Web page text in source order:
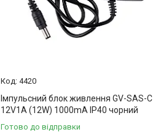
4420
Імпульсний блок живлення GV-SAS-С
12V1A (12W) 1000mA IP40 чорний
Готово до відправки